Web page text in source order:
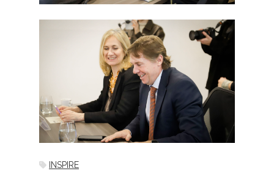
INSPIRE